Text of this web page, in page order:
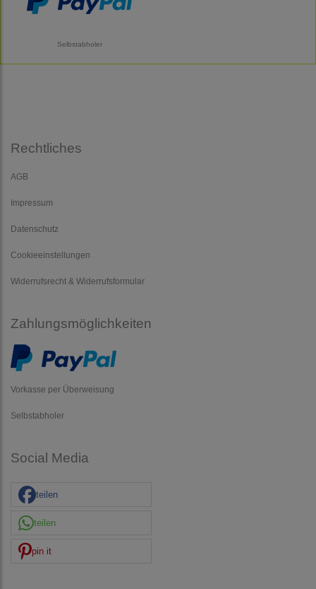
Selbstabholer
Rechtliches
AGB
Impressum
Datenschutz
Cookieeinstellungen
Widerrufsrecht & Widerrufsformular
Zahlungsmöglichkeiten
Vorkasse per Überweisung
Selbstabholer
Social Media
teilen
teilen
pin it